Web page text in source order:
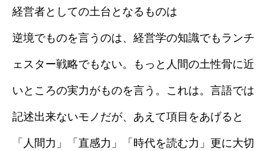
経営者としての土台となるものは
逆境でものを言うのは、経営学の知識でもランチ
ェスター戦略でもない。もっと人間の土性骨に近
いところの実力がものを言う。これは。言語では
記述出来ないモノだが、あえて項目をあげると
「人間力」「直感力」「時代を読む力」更に大切